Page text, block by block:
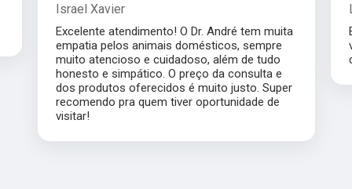
Israel Xavier
Excelente atendimento! O Dr. André tem muita
empatia pelos animais domésticos, sempre
muito atencioso e cuidadoso, além de tudo
honesto e simpático. O preço da consulta e
dos produtos oferecidos é muito justo. Super
recomendo pra quem tiver oportunidade de
visitar!